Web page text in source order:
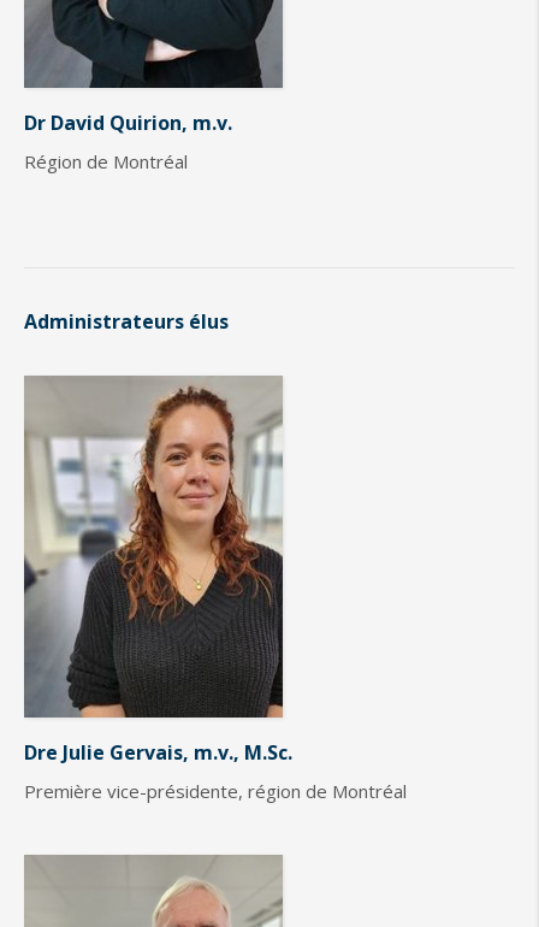
Dr David Quirion, m.v.
Région de Montréal
Administrateurs élus
Dre Julie Gervais, m.v., M.Sc.
Première vice-présidente, région de Montréal